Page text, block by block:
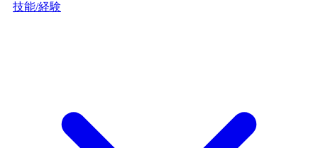
技能/経験